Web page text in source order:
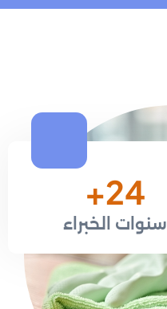
36
+
سنوات الخبراء